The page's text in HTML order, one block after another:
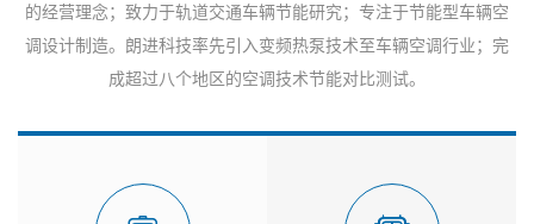
的经营理念；致力于轨道交通车辆节能研究；专注于节能型车辆空
调设计制造。朗进科技率先引入变频热泵技术至车辆空调行业；完
成超过八个地区的空调技术节能对比测试。